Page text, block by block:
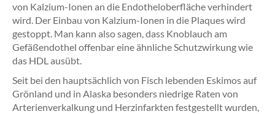
von Kalzium-Ionen an die Endotheloberfläche verhindert
wird. Der Einbau von Kalzium-Ionen in die Plaques wird
gestoppt. Man kann also sagen, dass Knoblauch am
Gefäßendothel offenbar eine ähnliche Schutzwirkung wie
das HDL ausübt.
Seit bei den hauptsächlich von Fisch lebenden Eskimos auf
Grönland und in Alaska besonders niedrige Raten von
Arterienverkalkung und Herzinfarkten festgestellt wurden,